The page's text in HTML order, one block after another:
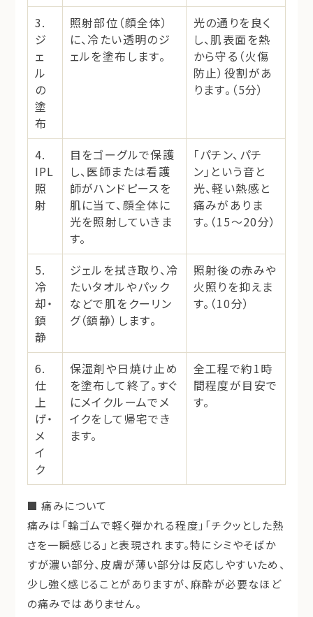
3.
ジ
ェ
ル
の
塗
布
照射部位（顔全体）
に、冷たい透明のジ
ェルを塗布します。
光の通りを良く
し、肌表面を熱
から守る（火傷
防止）役割があ
ります。（5分）
4.
IPL
照
射
目をゴーグルで保護
し、医師または看護
師がハンドピースを
肌に当て、顔全体に
光を照射していきま
す。
「パチン、パチ
ン」という音と
光、軽い熱感と
痛みがありま
す。（15～20分）
5.
冷
却・
鎮
静
ジェルを拭き取り、冷
たいタオルやパック
などで肌をクーリン
グ（鎮静）します。
照射後の赤みや
火照りを抑えま
す。（10分）
6.
仕
上
げ・
メ
イ
ク
保湿剤や日焼け止め
を塗布して終了。すぐ
にメイクルームでメ
イクをして帰宅でき
ます。
全工程で約1時
間程度が目安で
す。
■ 痛みについて
痛みは「輪ゴムで軽く弾かれる程度 」「チクッとした熱
さを一瞬感じる 」と表現されます。特にシミやそばか
すが濃い部分、皮膚が薄い部分は反応しやすいため、
少し強く感じることがありますが、麻酔が必要なほど
の痛みではありません。